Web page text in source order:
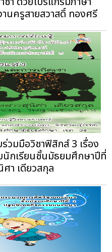
นครูสายสวาสดิ์ ทองศรี
วมมือวิชาฟิสิกส์ 3 เรื่อง
กเรียนชั้นมัธยมศึกษาปีที่
า เดียวสกุล